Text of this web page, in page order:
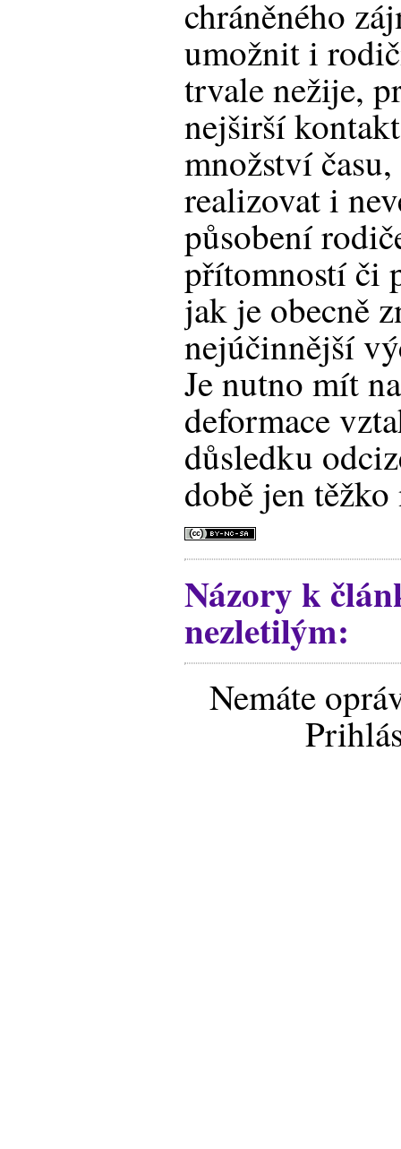
chráněného
umožnit i
trvale nežije,
nejširší
množství
realizovat i
působení
přítomností či
jak je obecně
nejúčinnější
Je nutno mít
deformace
důsledku
době jen
Názory k
nezletilým:
Nemáte